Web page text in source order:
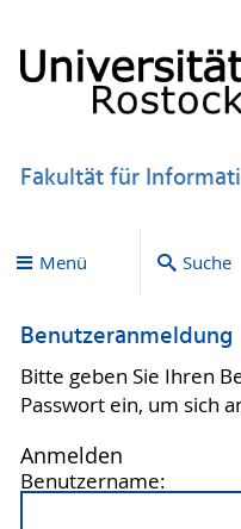
Fakultät für
Menü Suche
Benutzeranmeldung
Bitte geben Sie Ihren
Passwort ein, um sich
Anmelden
Benutzername: